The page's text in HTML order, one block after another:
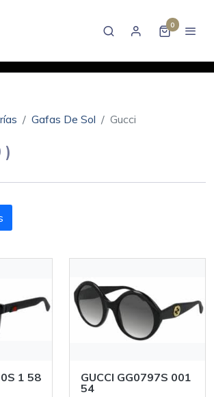
0
Gafas De Sol Gucci
)
1 58
GUCCI GG0797S 001
54